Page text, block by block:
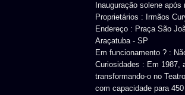
Inauguração solene após
Proprietários : Irmãos
Endereço : Praça São
Araçatuba - SP
Em funcionamento ? :
Curiosidades : Em 1987,
transformando-o no
com capacidade para